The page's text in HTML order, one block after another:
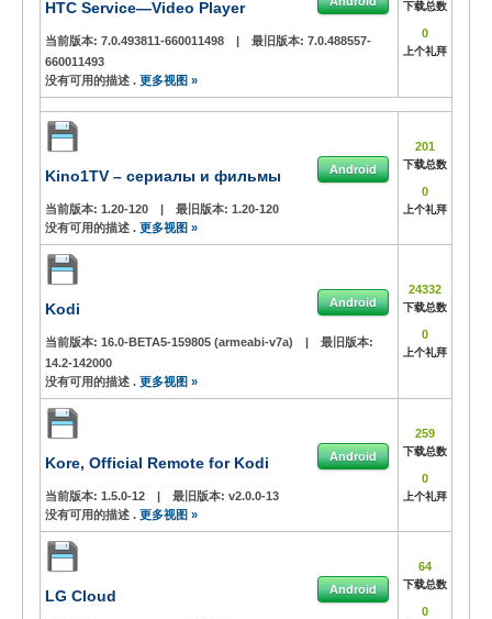
HTC Service—Video Player
当前版本: 7.0.493811-660011498 | 最旧版本: 7.0.488557-
660011493
没有可用的描述 . 更多视图 »
下载总数
0
上个礼拜
Kino1TV – сериалы и фильмы Android
当前版本: 1.20-120 | 最旧版本: 1.20-120
没有可用的描述 . 更多视图 »
201
下载总数
0
上个礼拜
Kodi Android
当前版本: 16.0-BETA5-159805 (armeabi-v7a) |
最旧版本:
14.2-142000
没有可用的描述 . 更多视图 »
24332
下载总数
0
上个礼拜
Kore, Official Remote for Kodi Android
当前版本: 1.5.0-12 | 最旧版本: v2.0.0-13
没有可用的描述 . 更多视图 »
259
下载总数
0
上个礼拜
LG Cloud Android
64
下载总数
0